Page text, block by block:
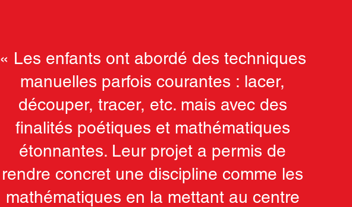
« Les enfants ont abordé des techniques
manuelles parfois courantes : lacer,
découper, tracer, etc. mais avec des
finalités poétiques et mathématiques
étonnantes. Leur projet a permis de
rendre concret une discipline comme les
mathématiques en la mettant au centre